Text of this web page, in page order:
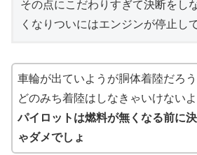
その点にこだわりすぎて決断をし
くなりついにはエンジンが停止し
車輪が出ていようが胴体着陸だろう
どのみち着陸はしなきゃいけないよ
パイロットは燃料が無くなる前に
ゃダメでしょ